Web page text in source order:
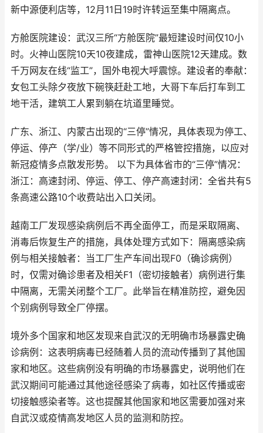
新中源便利店等，12月11日19时许转运至集中隔离点。
方舱医院建设：武汉三所“方舱医院”最短建设时间仅10小
时。火神山医院10天10夜建成，雷神山医院12天建成。数
千万网友在线“监工”，国外电视大呼震惊。建设者的奉献：
女包工头除夕夜放下碗筷赶赴工地，大哥下车后打车到工
地干活，建筑工人累到躺在坑道里睡觉。
广东、浙江、内蒙古出现的“三停”情况，具体表现为停工、
停运、停产（学/业）等不同形式的严格管控措施，以应对
新冠疫情多点散发形势。 以下为具体省市的“三停”情况：
浙江：高速封闭、停运、停工、停产高速封闭：全省共有5
条高速公路10个收费站出入口关闭。
越南工厂发现感染病例后不再全面停工，而是采取隔离、
消毒后恢复生产的措施，具体处理方式如下：隔离感染病
例与相关接触者：当工厂生产车间出现F0（确诊病例）
时，仅需对确诊患者及相关F1（密切接触者）病例进行集
中隔离，无需关闭整个工厂。此举旨在精准防控，避免因
个别病例导致全厂停摆。
境外多个国家和地区发现来自武汉的无明确市场暴露史确
诊病例：这表明病毒已经随着人员的流动传播到了其他国
家和地区。这些病例没有明确的市场暴露史，说明他们在
武汉期间可能通过其他途径感染了病毒，如社区传播或密
切接触感染者等。这也提醒其他国家和地区需要加强对来
自武汉或疫情高发地区人员的监测和防控。